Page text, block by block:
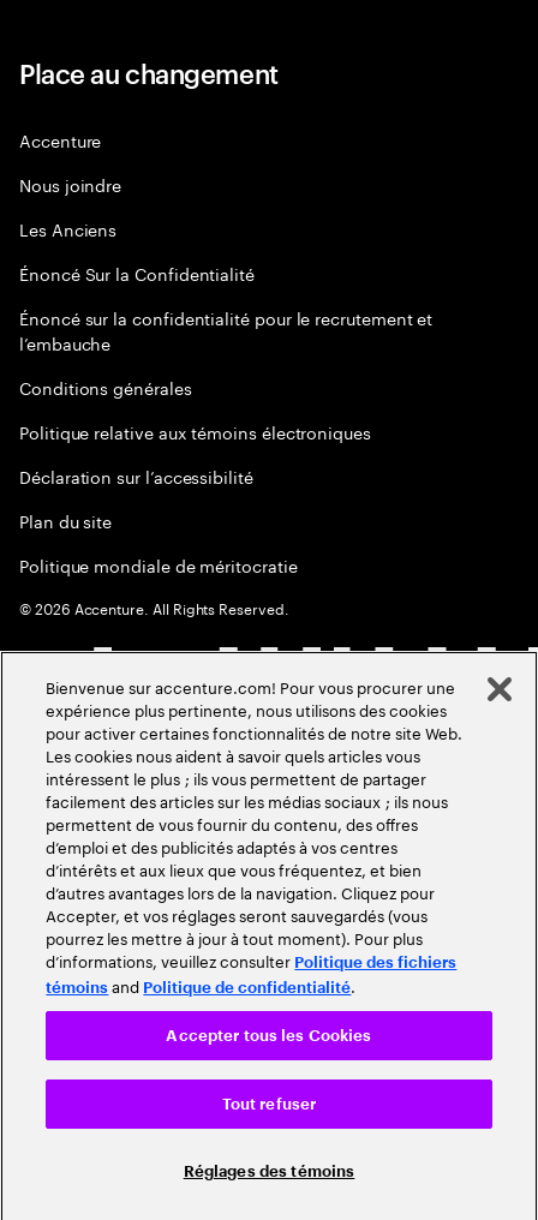
Place au changement
Accenture
Nous joindre
Les Anciens
Énoncé Sur la Confidentialité
Énoncé sur la confidentialité pour le recrutement et
l’embauche
Conditions générales
Politique relative aux témoins électroniques
Déclaration sur l’accessibilité
Plan du site
Politique mondiale de méritocratie
©2026 Accenture. All Rights Reserved.
Bienvenue sur accenture.com! Pour vous procurer une
expérience plus pertinente, nous utilisons des cookies
pour activer certaines fonctionnalités de notre site Web.
Les cookies nous aident à savoir quels articles vous
intéressent le plus ; ils vous permettent de partager
facilement des articles sur les médias sociaux ; ils nous
permettent de vous fournir du contenu, des offres
d’emploi et des publicités adaptés à vos centres
d’intérêts et aux lieux que vous fréquentez, et bien
d’autres avantages lors de la navigation. Cliquez pour
Accepter, et vos réglages seront sauvegardés (vous
pourrez les mettre à jour à tout moment). Pour plus
d’informations, veuillez consulter Politique des fichiers
témoins and Politique de confidentialité.
Réglages des témoins
Tout refuser
Accepter tous les Cookies